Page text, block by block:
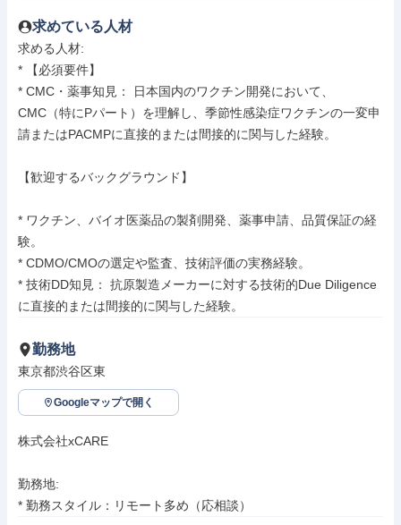
求めている人材
求める人材:
* 【必須要件】
* CMC・薬事知見： 日本国内のワクチン開発において、
CMC（特にPパート）を理解し、季節性感染症ワクチンの一変申
請またはPACMPに直接的または間接的に関与した経験。
【歓迎するバックグラウンド】
* ワクチン、バイオ医薬品の製剤開発、薬事申請、品質保証の経
験。
* CDMO/CMOの選定や監査、技術評価の実務経験。
* 技術DD知見： 抗原製造メーカーに対する技術的Due Diligence
に直接的または間接的に関与した経験。
勤務地
東京都渋谷区東
Googleマップで開く
株式会社xCARE
勤務地:
* 勤務スタイル：リモート多め（応相談）